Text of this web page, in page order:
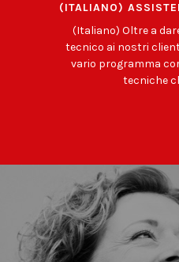
(ITALIANO)
(Italiano) Oltre a
tecnico ai nostri
vario programma
tecniche